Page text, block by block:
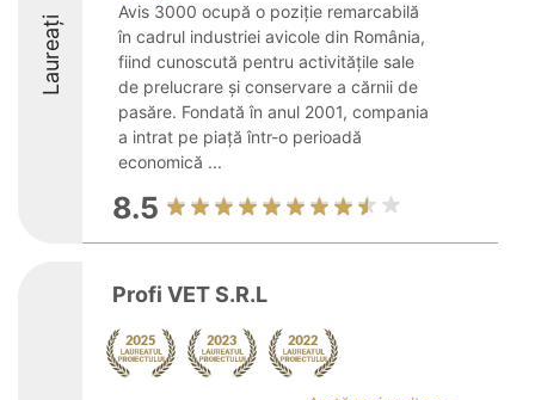
Laureați
Avis 3000 ocupă o poziție remarcabilă
în cadrul industriei avicole din România,
fiind cunoscută pentru activitățile sale
de prelucrare și conservare a cărnii de
pasăre. Fondată în anul 2001, compania
a intrat pe piață într-o perioadă
economică ...
8.5
Profi VET S.R.L